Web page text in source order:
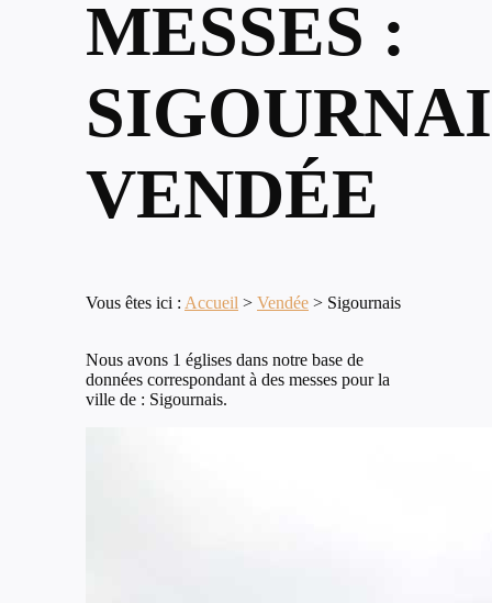
MESSES :
VENDÉE
Vous êtes ici : Accueil > Vendée > Sigournais
Nous avons 1 églises dans notre base de
données correspondant à des messes pour la
ville de : Sigournais.